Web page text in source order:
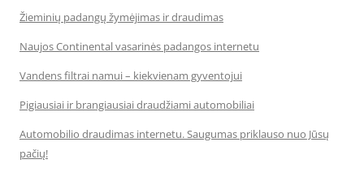
Žieminių padangų žymėjimas ir draudimas
Naujos Continental vasarinės padangos internetu
Vandens filtrai namui – kiekvienam gyventojui
Pigiausiai ir brangiausiai draudžiami automobiliai
Automobilio draudimas internetu. Saugumas priklauso nuo Jūsų
pačių!